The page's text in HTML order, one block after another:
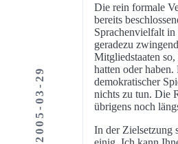
2005-03-29
Die rein formale
bereits
Sprachenvielfalt
geradezu
Mitgliedstaaten
hatten oder
demokratischer
nichts zu tun. Die
übrigens noch
In der Zielsetzung